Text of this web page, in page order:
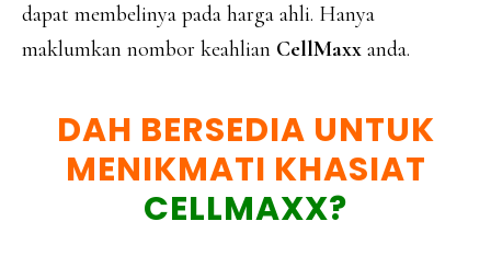
dapat membelinya pada harga ahli. Hanya
maklumkan nombor keahlian CellMaxx anda.
DAH BERSEDIA UNTUK
MENIKMATI KHASIAT
CELLMAXX?